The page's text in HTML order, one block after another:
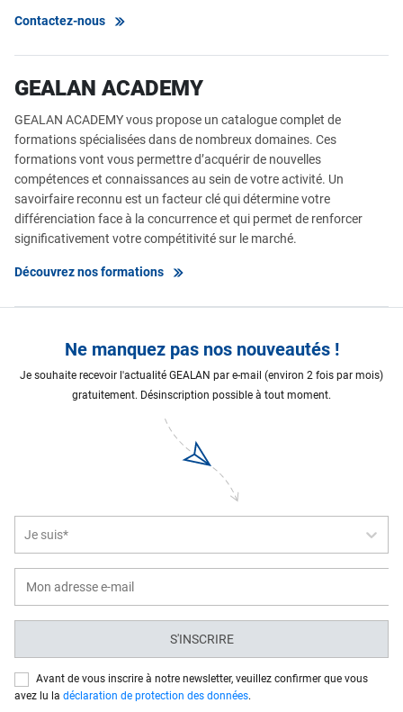
Contactez-nous
GEALAN ACADEMY
GEALAN ACADEMY vous propose un catalogue complet de
formations spécialisées dans de nombreux domaines. Ces
formations vont vous permettre d’acquérir de nouvelles
compétences et connaissances au sein de votre activité. Un
savoirfaire reconnu est un facteur clé qui détermine votre
différenciation face à la concurrence et qui permet de renforcer
significativement votre compétitivité sur le marché.
Découvrez nos formations
Ne manquez pas nos nouveautés !
Je souhaite recevoir l'actualité GEALAN par e-mail (environ 2 fois par mois)
gratuitement. Désinscription possible à tout moment.
Je suis*
S'INSCRIRE
Avant de vous inscrire à notre newsletter, veuillez confirmer que vous
avez lu la déclaration de protection des données.